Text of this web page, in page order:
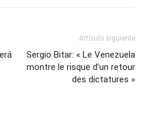
Artículo siguiente
Sergio Bitar: « Le Venezuela
montre le risque d’un retour
des dictatures »